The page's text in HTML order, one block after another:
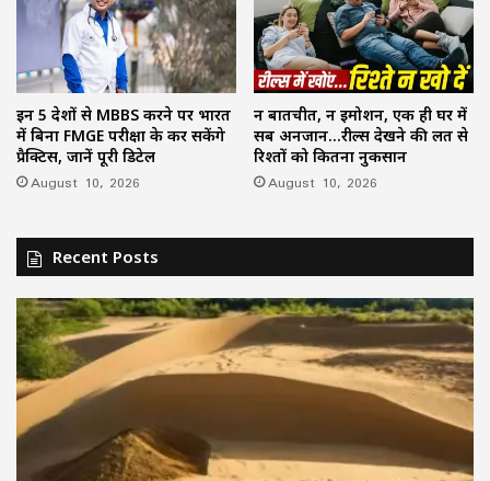
इन 5 देशों से MBBS करने पर भारत
में बिना FMGE परीक्षा के कर सकेंगे
प्रैक्टिस, जानें पूरी डिटेल
August 10, 2026
न बातचीत, न इमोशन, एक ही घर में
सब अनजान…रील्स देखने की लत से
रिश्तों को कितना नुकसान
August 10, 2026
Recent Posts